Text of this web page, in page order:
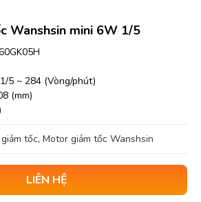
Wanshsin mini 6W 1/5
5 ~ 284 (Vòng/phút)
(mm)
tốc, Motor giảm tốc Wanshsin
LIÊN HỆ